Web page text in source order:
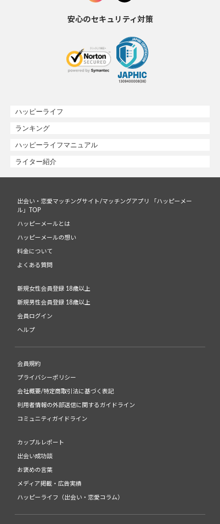
安心のセキュリティ対策
ハッピーライフ
ランキング
ハッピーライフマニュアル
ライター紹介
出会い・恋愛マッチングサイト/マッチングアプリ 「ハッピーメー
ル」TOP
ハッピーメールとは
ハッピーメールの想い
料金について
よくある質問
新規女性会員登録 18歳以上
新規男性会員登録 18歳以上
会員ログイン
ヘルプ
会員規約
プライバシーポリシー
会社概要/特定商取引法に基づく表記
利用者情報の外部送信に関するガイドライン
コミュニティガイドライン
カップルレポート
出会い成功談
お褒めの言葉
メディア掲載・広告実績
ハッピーライフ（出会い・恋愛コラム）